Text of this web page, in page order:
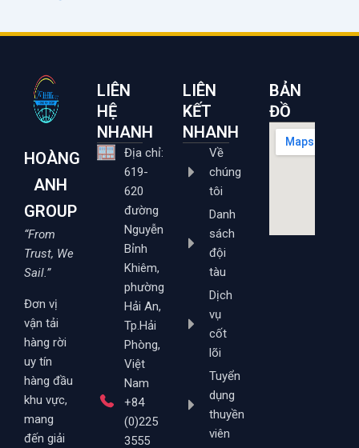
HOÀNG
ANH
GROUP
“From
Trust, We
Sail.”
Đơn vị
vận tải
hàng rời
uy tín
hàng đầu
khu vực,
mang
đến giải
LIÊN
HỆ
NHANH
Địa chỉ:
619-
620
đường
Nguyễn
Bỉnh
Khiêm,
phường
Hải An,
Tp.Hải
Phòng,
Việt
Nam
+84
(0)225
3555
LIÊN
KẾT
NHANH
Về
chúng
tôi
Danh
sách
đội
tàu
Dịch
vụ
cốt
lõi
Tuyển
dụng
thuyền
viên
BẢN
ĐỒ